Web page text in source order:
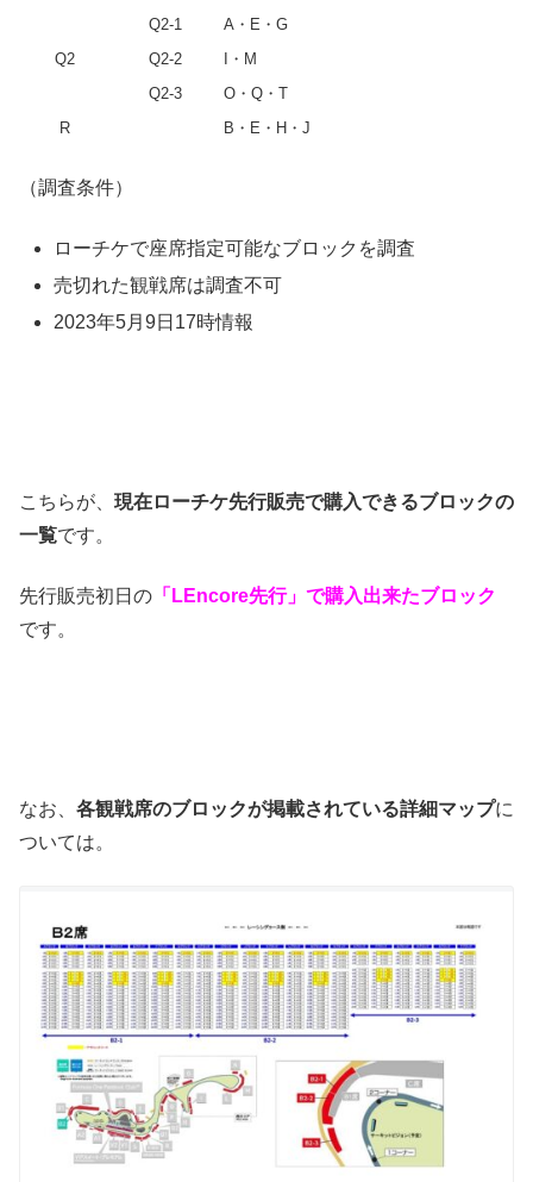
Q2
Q2-1
A・E・G
Q2-2
I・M
Q2-3
O・Q・T
R
B・E・H・J
（調査条件）
ローチケで座席指定可能なブロックを調査
売切れた観戦席は調査不可
2023年5月9日17時情報
こちらが、 現在ローチケ先行販売で購入できるブロックの
一覧です。
先行販売初日の 「LEncore先行」で購入出来たブロック
です。
なお、 各観戦席のブロックが掲載されている詳細マップに
ついては。